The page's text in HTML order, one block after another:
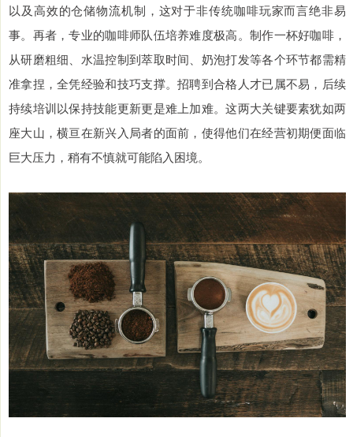
以及高效的仓储物流机制，这对于非传统咖啡玩家而言绝非易
事。再者，专业的咖啡师队伍培养难度极高。制作一杯好咖啡，
从研磨粗细、水温控制到萃取时间、奶泡打发等各个环节都需精
准拿捏，全凭经验和技巧支撑。招聘到合格人才已属不易，后续
持续培训以保持技能更新更是难上加难。这两大关键要素犹如两
座大山，横亘在新兴入局者的面前，使得他们在经营初期便面临
巨大压力，稍有不慎就可能陷入困境。